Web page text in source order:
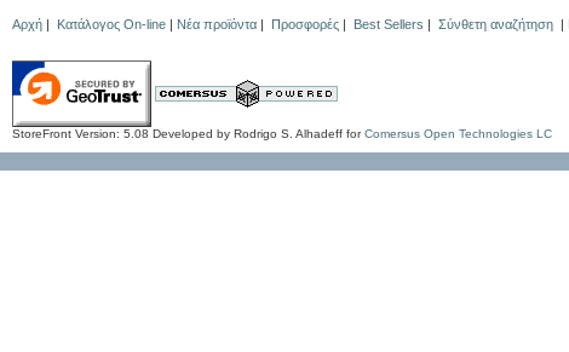
Αρχή Κατάλογος On-line Νέα προϊόντα Προσφορές Best Sellers Σύνθετη αναζήτηση
StoreFront Version: 5.08 Developed by Rodrigo S. Alhadeff forComersus Open Technologies LC